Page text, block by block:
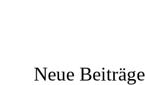
Neue Beiträge